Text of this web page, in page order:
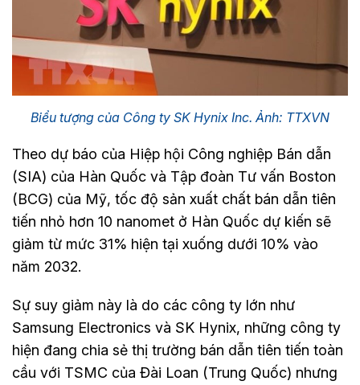
Biểu tượng của Công ty SK Hynix Inc. Ảnh: TTXVN
Theo dự báo của Hiệp hội Công nghiệp Bán dẫn
(SIA) của Hàn Quốc và Tập đoàn Tư vấn Boston
(BCG) của Mỹ, tốc độ sản xuất chất bán dẫn tiên
tiến nhỏ hơn 10 nanomet ở Hàn Quốc dự kiến sẽ
giảm từ mức 31% hiện tại xuống dưới 10% vào
năm 2032.
Sự suy giảm này là do các công ty lớn như
Samsung Electronics và SK Hynix, những công ty
hiện đang chia sẻ thị trường bán dẫn tiên tiến toàn
cầu với TSMC của Đài Loan (Trung Quốc) nhưng